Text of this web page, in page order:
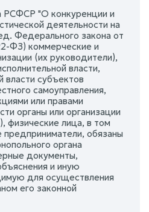
РСФСР "О конкуренции и
деятельности на
Федерального закона от
ФЗ) коммерческие и
(их руководители),
власти,
власти субъектов
самоуправления,
или правами
органы или организации
физические лица, в том
предприниматели, обязаны
органа
документы,
и иную
для осуществления
его законной